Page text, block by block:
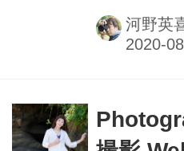
インダー内の
きるのはも
モデルの動
メる様子を堪
河野英